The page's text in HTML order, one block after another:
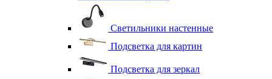
Светильники настенные
Подсветка для картин
Подсветка для зеркал